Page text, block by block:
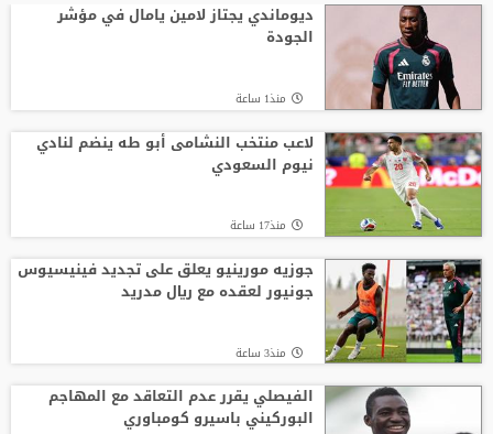
ديوماندي يجتاز لامين يامال في مؤشر
الجودة
منذ1 ساعة
لاعب منتخب النشامى أبو طه ينضم لنادي
نيوم السعودي
منذ17 ساعة
جوزيه مورينيو يعلق على تجديد فينيسيوس
جونيور لعقده مع ريال مدريد
منذ3 ساعة
الفيصلي يقرر عدم التعاقد مع المهاجم
البوركيني باسيرو كومباوري